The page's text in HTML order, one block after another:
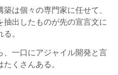
は個々の専門家に任せて、
出したものが先の宣言文に
。
一口にアジャイル開発と言
くさんある。